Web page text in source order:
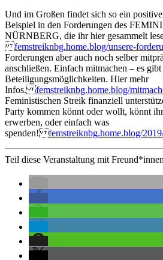
Und im Großen findet sich so ein
Beispiel in den Forderungen des
NÜRNBERG, die ihr hier gesammelt
femstreiknbg.home.blog/unsere-
Forderungen aber auch noch selber
anschließen. Einfach mitmachen – es
Beteiligungsmöglichkeiten. Hier mehr
Infos.femstreiknbg.home.blog/
Feministischen Streik finanziell
Party kommen könnt oder wollt, könnt
erwerben, oder einfach was
spenden!femstreiknbg.home.blog/
Teil diese Veranstaltung mit